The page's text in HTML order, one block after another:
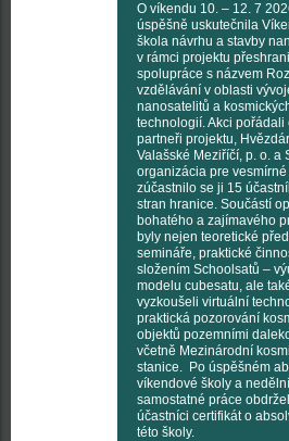
O víkendu 10. – 12. 7
úspěšně uskutečnila
škola návrhu a stavby
v rámci projektu
spolupráce s názvem
vzdělávání v oblasti
nanosatelitů a
technologií. Akci pořádali
partneři projektu,
Valašské Meziříčí, p. o. a
organizácia pre vesmírné
zúčastnilo se ji 15
stran hranice. Součástí
bohatého a zajímavého
byly nejen teoretické
semináře, praktické
složením Schoolsatů –
modelu cubesatu, ale
vyzkoušeli virtuální
praktická pozorování
objektů pozemními
včetně Mezinárodní
stanice. Po úspěšném
víkendové školy a nedělní
samostatné práce
účastníci certifikát o
této školy.